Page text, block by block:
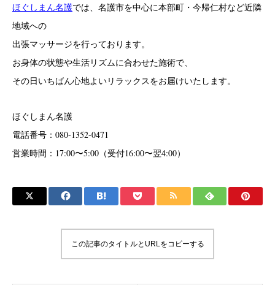
ほぐしまん名護では、名護市を中心に本部町・今帰仁村など近隣
地域への
出張マッサージを行っております。
お身体の状態や生活リズムに合わせた施術で、
その日いちばん心地よいリラックスをお届けいたします。
ほぐしまん名護
電話番号：080-1352-0471
営業時間：17:00〜5:00（受付16:00〜翌4:00）
この記事のタイトルとURLをコピーする